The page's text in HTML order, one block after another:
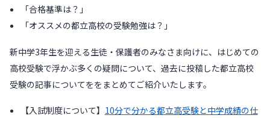
「合格基準は？」
「オススメの都立高校の受験勉強は？」
新中学3年生を迎える生徒・保護者のみなさま向けに、はじめての
高校受験で浮かぶ多くの疑問について、過去に投稿した都立高校
受験の記事についてををまとめてご紹介いたします。
【入試制度について】 10分で分かる都立高受験と中学成績の仕